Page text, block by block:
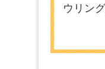
ウリン